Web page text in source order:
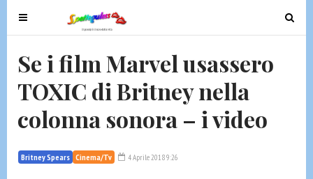
T
o
g
l
e
n
v
i
T
o
Se i film Marvel usassero
TOXIC di Britney nella
colonna sonora – i video
Britney Spears Cinema/Tv 4 Aprile 2018 9:26